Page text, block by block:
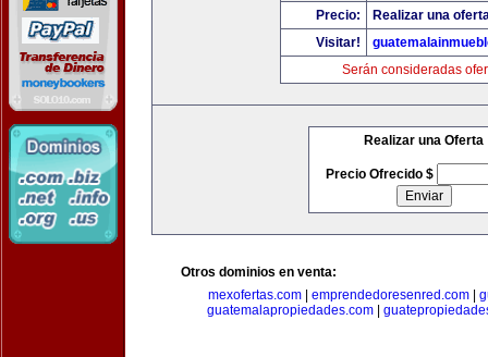
Precio:
Realizar una
Visitar!
Serán consideradas
Realizar una Oferta
Precio Ofrecido $
Otros dominios en venta:
mexofertas.com
emprendedoresenred.com
guatemalapropiedades.com|